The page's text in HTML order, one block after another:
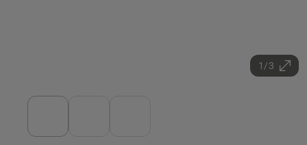
1/3